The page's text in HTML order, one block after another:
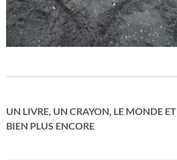
UN LIVRE, UN CRAYON, LE MONDE ET
BIEN PLUS ENCORE